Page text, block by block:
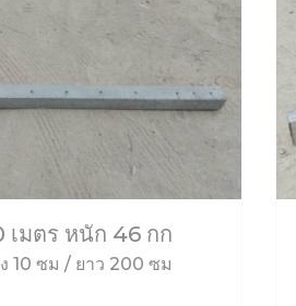
เมตร หนัก 46 กก
10 ซม / ยาว 200 ซม